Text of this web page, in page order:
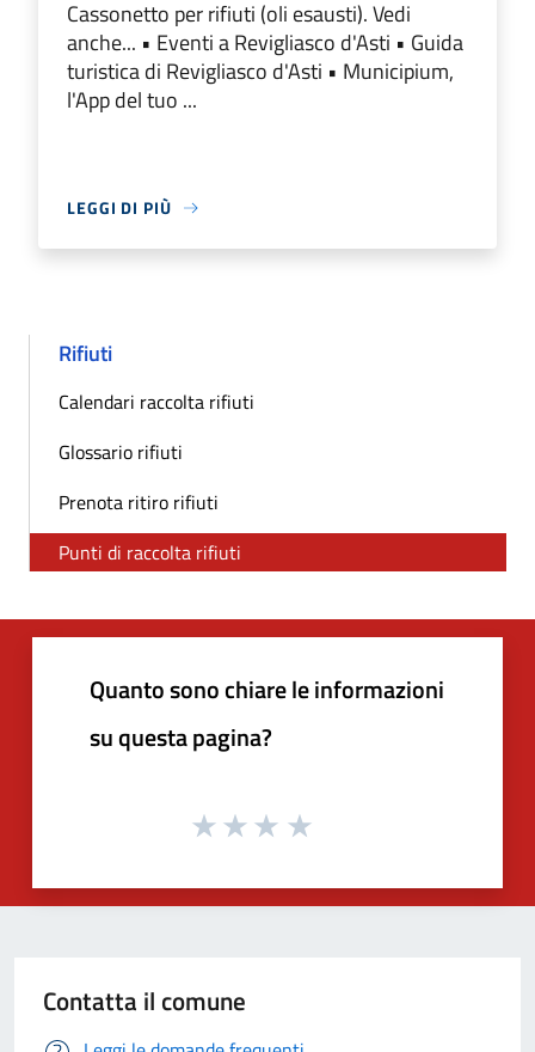
Cassonetto per rifiuti (oli esausti). Vedi
anche... • Eventi a Revigliasco d'Asti • Guida
turistica di Revigliasco d'Asti • Municipium,
l'App del tuo ...
LEGGI DI PIÙ
Rifiuti
Calendari raccolta rifiuti
Glossario rifiuti
Prenota ritiro rifiuti
Punti di raccolta rifiuti
Quanto sono chiare le informazioni
su questa pagina?
Contatta il comune